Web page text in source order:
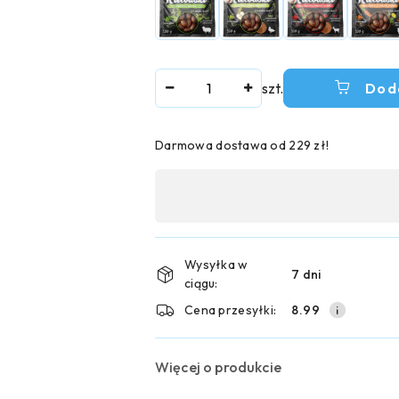
szt.
Darmowa dostawa od 229 zł!
płatność
i
dostawa
Wysyłka w
ciągu:
7 dni
Cena przesyłki: 8.99
Więcej o produkcie